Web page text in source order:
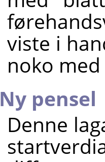
viste i
noko med
Ny pensel
Denne